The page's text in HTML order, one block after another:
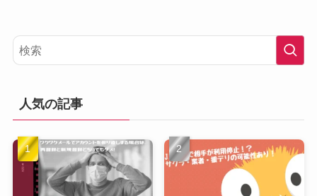
人気の記事